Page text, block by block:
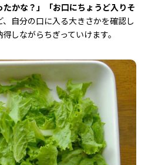
たかな？」「お口にちょうど入りそ
、自分の口に入る大きさかを確認し
しながらちぎっていけます。